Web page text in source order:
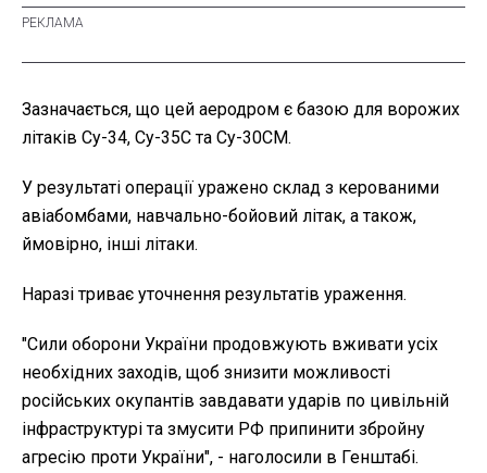
Зазначається, що цей аеродром є базою для ворожих
літаків Су-34, Су-35С та Су-30СМ.
У результаті операції уражено склад з керованими
авіабомбами, навчально-бойовий літак, а також,
ймовірно, інші літаки.
Наразі триває уточнення результатів ураження.
"Сили оборони України продовжують вживати усіх
необхідних заходів, щоб знизити можливості
російських окупантів завдавати ударів по цивільній
інфраструктурі та змусити РФ припинити збройну
агресію проти України", - наголосили в Генштабі.